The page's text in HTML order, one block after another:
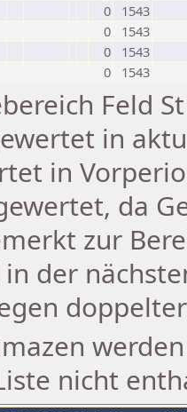
0
1543
0
1543
0
1543
0 1543
Feld
in
in
da
zur
der
nicht